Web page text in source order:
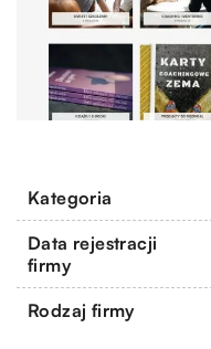
Kategoria
Data rejestracji
firmy
Rodzaj firmy